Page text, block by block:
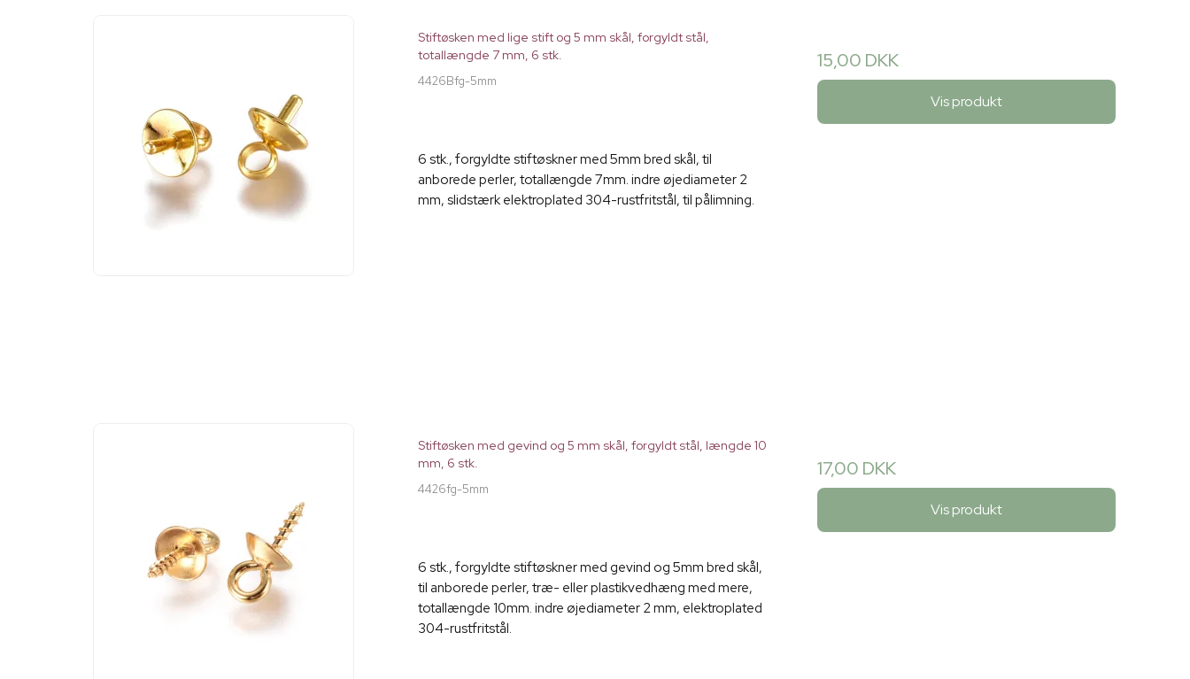
Stiftøsken med lige stift og 5 mm skål, forgyldt stål,
totallængde 7 mm, 6 stk.
4426Bfg-5mm
6 stk., forgyldte stiftøskner med 5mm bred skål, til
anborede perler, totallængde 7mm. indre øjediameter 2
mm, slidstærk elektroplated 304-rustfritstål, til pålimning.
15,00 DKK
Vis produkt
Stiftøsken med gevind og 5 mm skål, forgyldt stål, længde 10
mm, 6 stk.
4426fg-5mm
6 stk., forgyldte stiftøskner med gevind og 5mm bred skål,
til anborede perler, træ- eller plastikvedhæng med mere,
totallængde 10mm. indre øjediameter 2 mm, elektroplated
304-rustfritstål.
17,00 DKK
Vis produkt